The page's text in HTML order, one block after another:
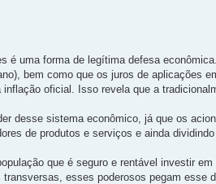
é uma forma de legítima defesa
bem como que os juros de aplicações
oficial. Isso revela que a
desse sistema econômico, já que os
de produtos e serviços e ainda
que é seguro e rentável investir
esses poderosos pegam esse